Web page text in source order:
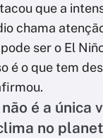
que a
chama
ser o El
é o que tem
é a única
no